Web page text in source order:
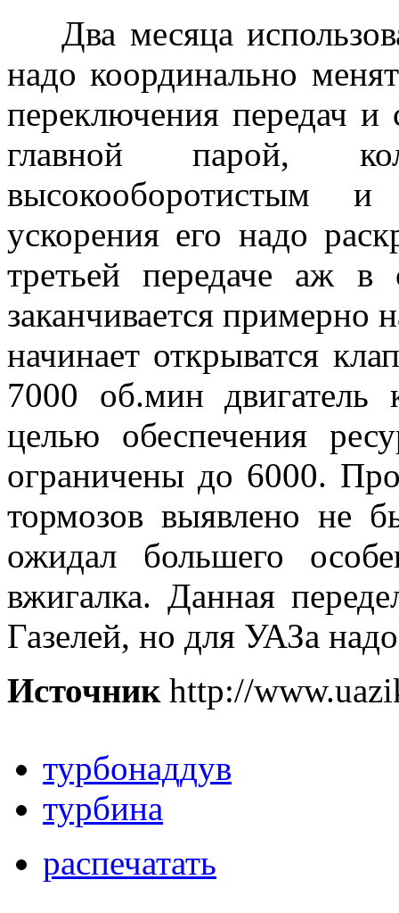
Два месяца
надо координально
переключения передач
главной парой,
высокооборотистым
ускорения его надо
третьей передаче аж в
заканчивается
начинает открыватся
7000 об.мин двигатель
целью обеспечения
ограничены до 6000.
тормозов выявлено не
ожидал большего
вжигалка. Данная
Газелей, но для УАЗа
Источникhttp://
турбонаддув
турбина
распечатать